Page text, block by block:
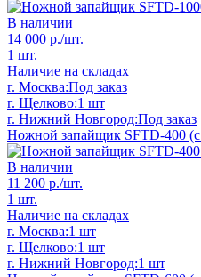
В наличии
14 000 р./шт.
1 шт.
Наличие на складах
г. Москва:Под заказ
г. Щелково:1 шт
г. Нижний Новгород:Под заказ
Ножной запайщик SFTD-400
В наличии
11 200 р./шт.
1 шт.
Наличие на складах
г. Москва:1 шт
г. Щелково:1 шт
г. Нижний Новгород:1 шт